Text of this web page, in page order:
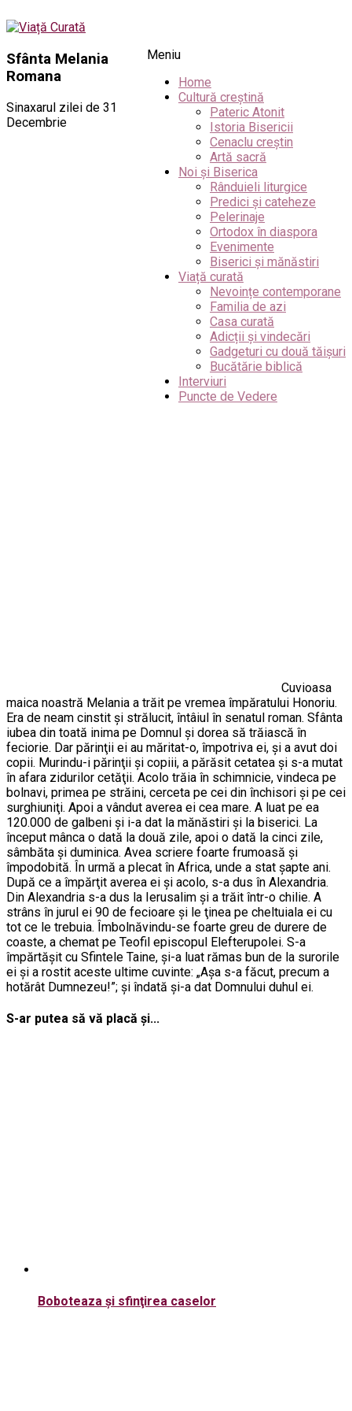
Meniu
Home
Cultură creștină
Pateric Atonit
Istoria Bisericii
Cenaclu creștin
Artă sacră
Noi și Biserica
Rânduieli liturgice
Predici și cateheze
Pelerinaje
Ortodox în diaspora
Evenimente
Biserici și mănăstiri
Viață curată
Nevoințe contemporane
Familia de azi
Casa curată
Adicții și vindecări
Gadgeturi cu două tăișuri
Bucătărie biblică
Interviuri
Puncte de Vedere
Sfânta Melania
Romana
Sinaxarul zilei de 31
Decembrie
Cuvioasa
maica noastră Melania a trăit pe vremea împăratului Honoriu.
Era de neam cinstit şi strălucit, întâiul în senatul roman. Sfânta
iubea din toată inima pe Domnul şi dorea să trăiască în
feciorie. Dar părinţii ei au măritat-o, împotriva ei, şi a avut doi
copii. Murindu-i părinţii şi copiii, a părăsit cetatea şi s-a mutat
în afara zidurilor cetăţii. Acolo trăia în schimnicie, vindeca pe
bolnavi, primea pe străini, cerceta pe cei din închisori şi pe cei
surghiuniţi. Apoi a vândut averea ei cea mare. A luat pe ea
120.000 de galbeni şi i-a dat la mănăstiri şi la biserici. La
început mânca o dată la două zile, apoi o dată la cinci zile,
sâmbăta şi duminica. Avea scriere foarte frumoasă şi
împodobită. În urmă a plecat în Africa, unde a stat şapte ani.
După ce a împărţit averea ei şi acolo, s-a dus în Alexandria.
Din Alexandria s-a dus la Ierusalim şi a trăit într-o chilie. A
strâns în jurul ei 90 de fecioare şi le ţinea pe cheltuiala ei cu
tot ce le trebuia. Îmbolnăvindu-se foarte greu de durere de
coaste, a chemat pe Teofil episcopul Elefterupolei. S-a
împărtăşit cu Sfintele Taine, şi-a luat rămas bun de la surorile
ei şi a rostit aceste ultime cuvinte: „Aşa s-a făcut, precum a
hotărât Dumnezeu!”; şi îndată şi-a dat Domnului duhul ei.
S-ar putea să vă placă și...
Boboteaza şi sfinţirea caselor